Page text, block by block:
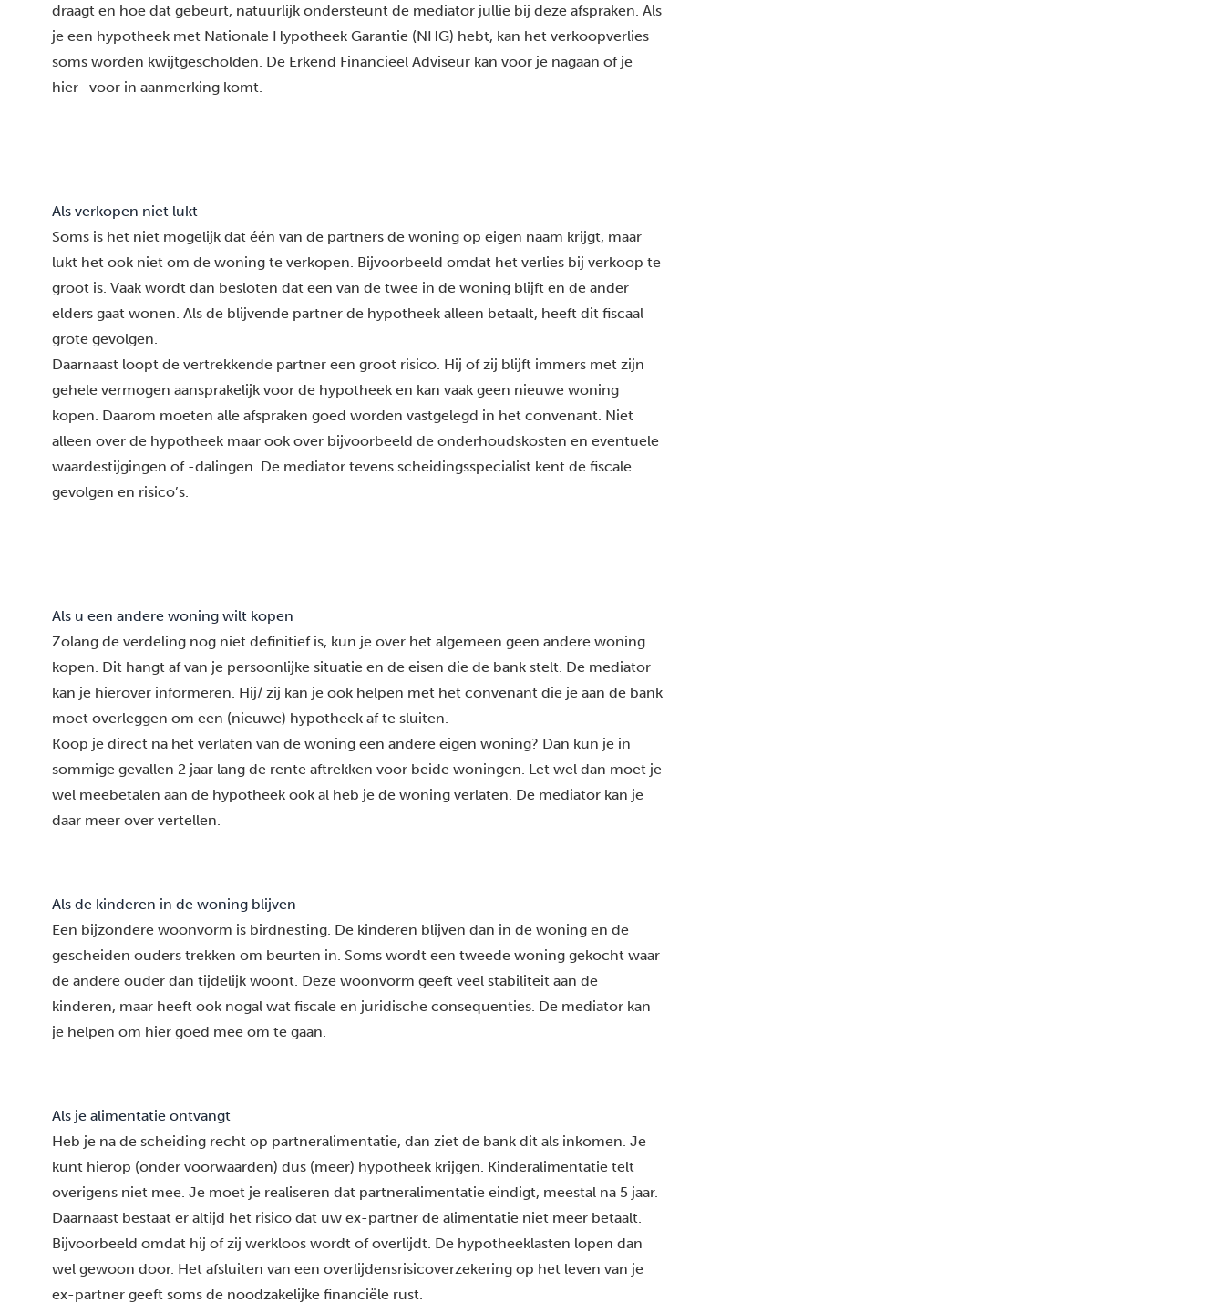
draagt en hoe dat gebeurt, natuurlijk ondersteunt de mediator jullie bij deze afspraken. Als
je een hypotheek met Nationale Hypotheek Garantie (NHG) hebt, kan het verkoopverlies
soms worden kwijtgescholden. De Erkend Financieel Adviseur kan voor je nagaan of je
hier- voor in aanmerking komt.
Als verkopen niet lukt
Soms is het niet mogelijk dat één van de partners de woning op eigen naam krijgt, maar
lukt het ook niet om de woning te verkopen. Bijvoorbeeld omdat het verlies bij verkoop te
groot is. Vaak wordt dan besloten dat een van de twee in de woning blijft en de ander
elders gaat wonen. Als de blijvende partner de hypotheek alleen betaalt, heeft dit fiscaal
grote gevolgen.
Daarnaast loopt de vertrekkende partner een groot risico. Hij of zij blijft immers met zijn
gehele vermogen aansprakelijk voor de hypotheek en kan vaak geen nieuwe woning
kopen. Daarom moeten alle afspraken goed worden vastgelegd in het convenant. Niet
alleen over de hypotheek maar ook over bijvoorbeeld de onderhoudskosten en eventuele
waardestijgingen of -dalingen. De mediator tevens scheidingsspecialist kent de fiscale
gevolgen en risico’s.
Als u een andere woning wilt kopen
Zolang de verdeling nog niet definitief is, kun je over het algemeen geen andere woning
kopen. Dit hangt af van je persoonlijke situatie en de eisen die de bank stelt. De mediator
kan je hierover informeren. Hij/ zij kan je ook helpen met het convenant die je aan de bank
moet overleggen om een (nieuwe) hypotheek af te sluiten.
Koop je direct na het verlaten van de woning een andere eigen woning? Dan kun je in
sommige gevallen 2 jaar lang de rente aftrekken voor beide woningen. Let wel dan moet je
wel meebetalen aan de hypotheek ook al heb je de woning verlaten. De mediator kan je
daar meer over vertellen.
Als de kinderen in de woning blijven
Een bijzondere woonvorm is birdnesting. De kinderen blijven dan in de woning en de
gescheiden ouders trekken om beurten in. Soms wordt een tweede woning gekocht waar
de andere ouder dan tijdelijk woont. Deze woonvorm geeft veel stabiliteit aan de
kinderen, maar heeft ook nogal wat fiscale en juridische consequenties. De mediator kan
je helpen om hier goed mee om te gaan.
Als je alimentatie ontvangt
Heb je na de scheiding recht op partneralimentatie, dan ziet de bank dit als inkomen. Je
kunt hierop (onder voorwaarden) dus (meer) hypotheek krijgen. Kinderalimentatie telt
overigens niet mee. Je moet je realiseren dat partneralimentatie eindigt, meestal na 5 jaar.
Daarnaast bestaat er altijd het risico dat uw ex-partner de alimentatie niet meer betaalt.
Bijvoorbeeld omdat hij of zij werkloos wordt of overlijdt. De hypotheeklasten lopen dan
wel gewoon door. Het afsluiten van een overlijdensrisicoverzekering op het leven van je
ex-partner geeft soms de noodzakelijke financiële rust.